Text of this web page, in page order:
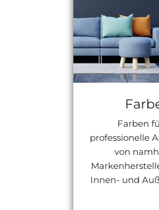
Farben
professionelle
von
Innen- und